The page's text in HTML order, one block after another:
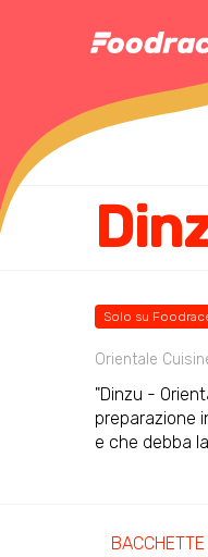
Solo su
Orientale
"Dinzu -
preparazione
e che debba